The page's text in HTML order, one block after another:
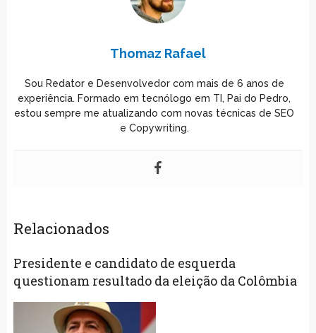
Thomaz Rafael
Sou Redator e Desenvolvedor com mais de 6 anos de
experiência. Formado em tecnólogo em TI, Pai do Pedro,
estou sempre me atualizando com novas técnicas de SEO
e Copywriting.
Relacionados
Presidente e candidato de esquerda
questionam resultado da eleição da Colômbia